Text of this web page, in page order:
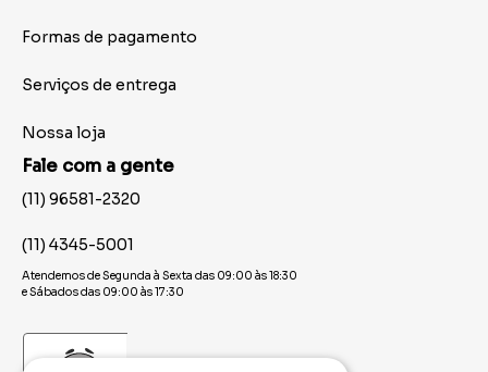
Formas de pagamento
Serviços de entrega
Nossa loja
Fale com a gente
(11) 96581-2320
(11) 4345-5001
Atendemos de Segunda à Sexta das 09:00 às 18:30
e Sábados das 09:00 às 17:30